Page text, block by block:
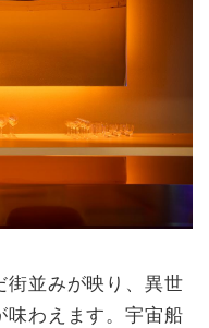
街並みが映り、異世
味わえます。宇宙船